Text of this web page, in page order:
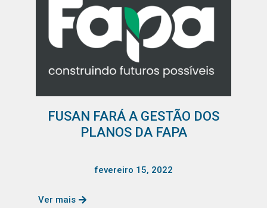
FUSAN FARÁ A GESTÃO DOS
PLANOS DA FAPA
fevereiro 15, 2022
Ver mais